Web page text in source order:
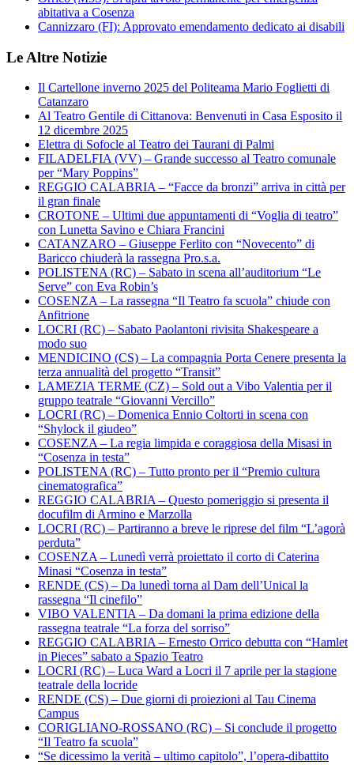
abitativa a Cosenza
Cannizzaro (FI): Approvato emendamento dedicato ai disabili
Le Altre Notizie
Il Cartellone inverno 2025 del Politeama Mario Foglietti di
Catanzaro
Al Teatro Gentile di Cittanova: Benvenuti in Casa Esposito il
12 dicembre 2025
Elettra di Sofocle al Teatro dei Taurani di Palmi
FILADELFIA (VV) – Grande successo al Teatro comunale
per “Mary Poppins”
REGGIO CALABRIA – “Facce da bronzi” arriva in città per
il gran finale
CROTONE – Ultimi due appuntamenti di “Voglia di teatro”
con Lunetta Savino e Chiara Francini
CATANZARO – Giuseppe Ferlito con “Novecento” di
Baricco chiuderà la rassegna Pro.s.a.
POLISTENA (RC) – Sabato in scena all’auditorium “Le
Serve” con Eva Robin’s
COSENZA – La rassegna “Il Teatro fa scuola” chiude con
Anfitrione
LOCRI (RC) – Sabato Paolantoni rivisita Shakespeare a
modo suo
MENDICINO (CS) – La compagnia Porta Cenere presenta la
terza annualità del progetto “Transit”
LAMEZIA TERME (CZ) – Sold out a Vibo Valentia per il
gruppo teatrale “Giovanni Vercillo”
LOCRI (RC) – Domenica Ennio Coltorti in scena con
“Shylock il giudeo”
COSENZA – La regia limpida e coraggiosa della Misasi in
“Cosenza in testa”
POLISTENA (RC) – Tutto pronto per il “Premio cultura
cinematografica”
REGGIO CALABRIA – Questo pomeriggio si presenta il
docufilm di Armino e Marzolla
LOCRI (RC) – Partiranno a breve le riprese del film “L’agorà
perduta”
COSENZA – Lunedì verrà proiettato il corto di Caterina
Minasi “Cosenza in testa”
RENDE (CS) – Da lunedì torna al Dam dell’Unical la
rassegna “Il cinefilo”
VIBO VALENTIA – Da domani la prima edizione della
rassegna teatrale “La forza del sorriso”
REGGIO CALABRIA – Ernesto Orrico debutta con “Hamlet
in Pieces” sabato a Spazio Teatro
LOCRI (RC) – Luca Ward a Locri il 7 aprile per la stagione
teatrale della locride
RENDE (CS) – Due giorni di proiezioni al Tau Cinema
Campus
CORIGLIANO-ROSSANO (RC) – Si conclude il progetto
“Il Teatro fa scuola”
“Se dicessimo la verità – ultimo capitolo”, l’opera-dibattito